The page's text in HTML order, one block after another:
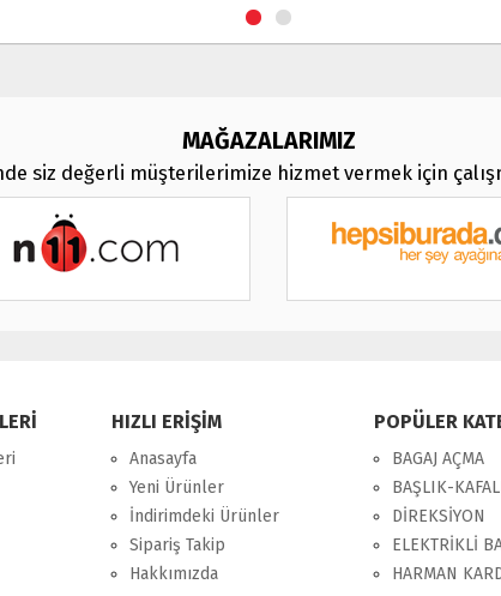
MAĞAZALARIMIZ
siz değerli müşterilerimize hizmet vermek için
HIZLI ERİŞİM
Anasayfa
Yeni Ürünler
İndirimdeki Ürünler
Sipariş Takip
Hakkımızda
POPÜLER
BAGAJ AÇMA
BAŞLIK-
DİREKSİYON
ELEKTRİKLİ
HARMAN